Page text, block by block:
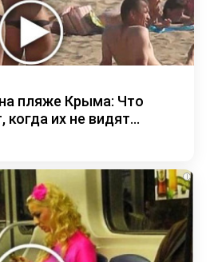
пляже Крыма: Что
их не видят...
i